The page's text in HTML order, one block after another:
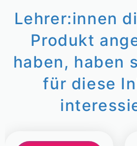
Lehrer:innen
Produkt
haben, haben
für diese